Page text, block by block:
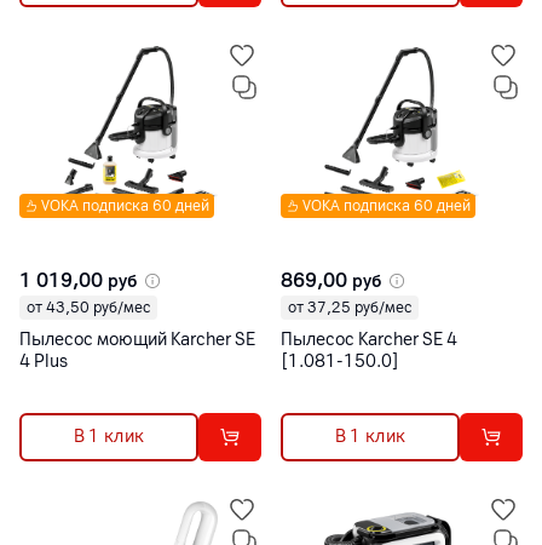
VOKA подписка 60 дней
1 019,00 руб
от 43,50 руб/мес
Пылесос моющий Karcher SE
4 Plus
В 1 клик
VOKA подписка 60 дней
869,00 руб
от 37,25 руб/мес
Пылесос Karcher SE 4
[1.081-150.0]
В 1 клик